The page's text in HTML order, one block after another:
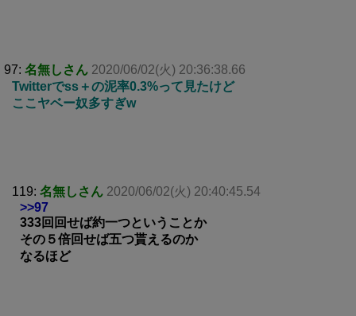
97: 名無しさん 2020/06/02(火) 20:36:38.66
Twitterでss＋の泥率0.3%って見たけど
ここヤベー奴多すぎw
119: 名無しさん 2020/06/02(火) 20:40:45.54
>>97
333回回せば約一つということか
その５倍回せば五つ貰えるのか
なるほど